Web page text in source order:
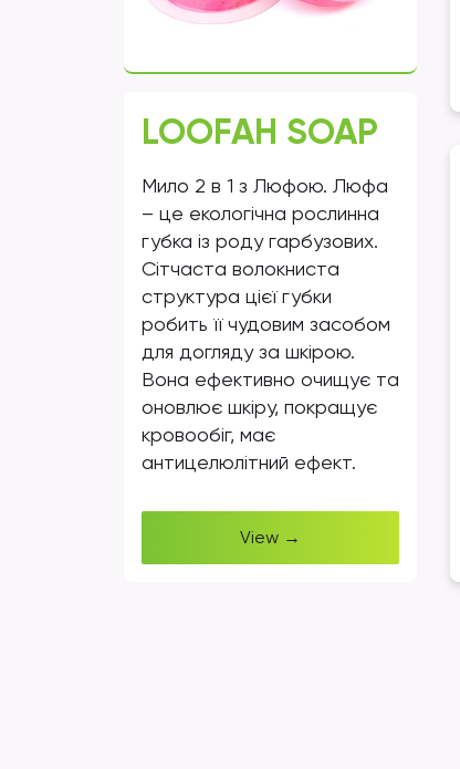
LOOFAH SOAP
Мило 2 в 1 з Люфою. Люфа
– це екологічна рослинна
губка із роду гарбузових.
Сітчаста волокниста
структура цієї губки
робить її чудовим засобом
для догляду за шкірою.
Вона ефективно очищує та
оновлює шкіру, покращує
кровообіг, має
антицелюлітний ефект.
View →